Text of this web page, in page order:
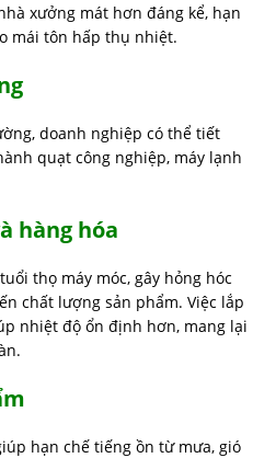
xưởng mát hơn đáng kể, hạn
mái tôn hấp thụ nhiệt.
doanh nghiệp có thể tiết
quạt công nghiệp, máy lạnh
hàng hóa
thọ máy móc, gây hỏng hóc
chất lượng sản phẩm. Việc lắp
nhiệt độ ổn định hơn, mang lại
hạn chế tiếng ồn từ mưa, gió